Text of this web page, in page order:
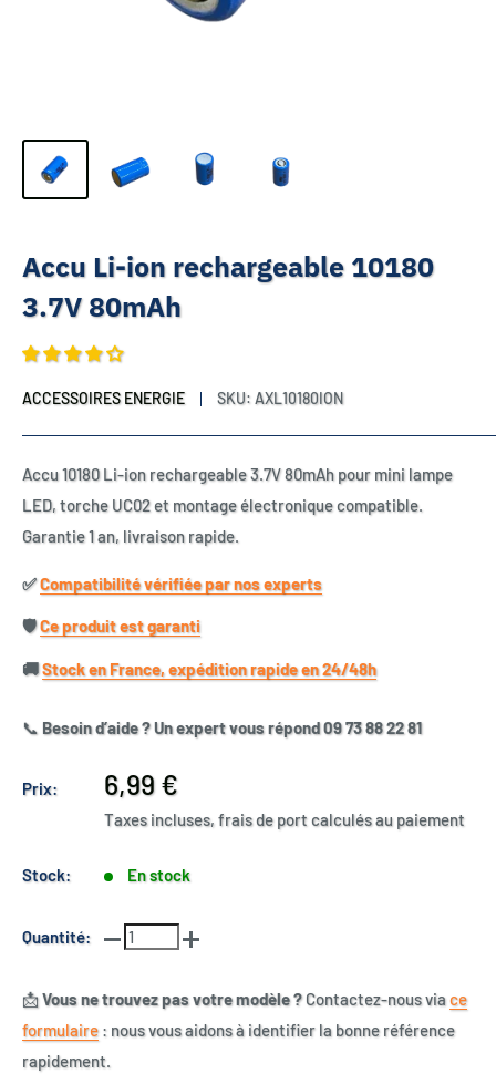
Accu Li-ion rechargeable 10180
3.7V 80mAh
ACCESSOIRES ENERGIE SKU: AXL10180ION
Accu 10180 Li-ion rechargeable 3.7V 80mAh pour mini lampe
LED, torche UC02 et montage électronique compatible.
Garantie 1 an, livraison rapide.
✅​Compatibilité vérifiée par nos experts
🛡️​Ce produit est garanti
🚚​Stock en France, expédition rapide en 24/48h
📞 Besoin d’aide ? Un expert vous répond 09 73 88 22 81
Prix:
Prix
réduit
6,99 €
Taxes incluses, frais de port calculés au paiement
Stock: En stock
Quantité:
📩Vous ne trouvez pas votre modèle ?Contactez-nous viace
formulaire : nous vous aidons à identifier la bonne référence
rapidement.